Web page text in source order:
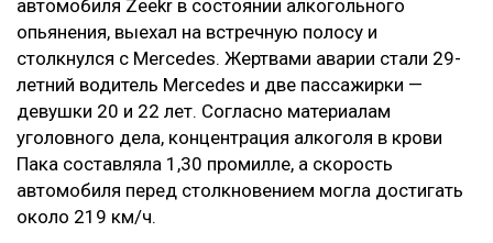
В результате приговор в части гражданского иска
оставили без изменения.
Контекст
Смертельное ДТП произошло в ночь на 21 марта на
проспекте аль-Фараби в Алматы. По данным